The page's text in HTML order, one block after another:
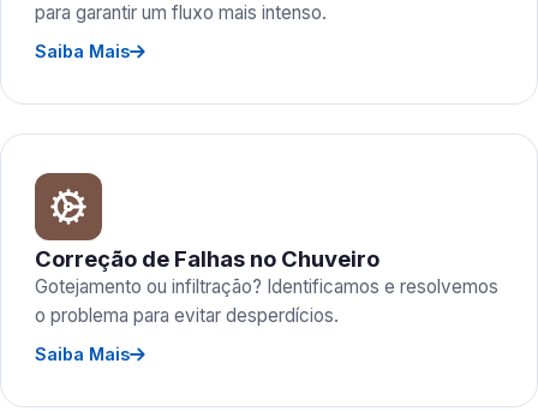
para garantir um fluxo mais intenso.
Saiba Mais
Correção de Falhas no Chuveiro
Gotejamento ou infiltração? Identificamos e resolvemos
o problema para evitar desperdícios.
Saiba Mais